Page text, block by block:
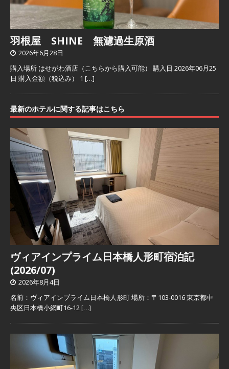
羽根屋 SHINE 無濾過生原酒
2026年6月28日
購入場所 はせがわ酒店（こちらから購入可能） 購入日 2026年06月25
日 購入金額（税込み） 1 […]
最新のホテルに関する記事はこちら
ヴィアインプライム日本橋人形町宿泊記
(2026/07)
2026年8月4日
名前：ヴィアインプライム日本橋人形町 場所：〒103-0016 東京都中
央区日本橋小網町16-12[…]